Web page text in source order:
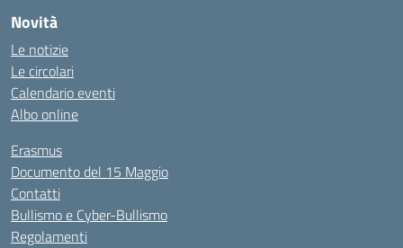
Novità
Le notizie
Le circolari
Calendario eventi
Albo online
Erasmus
Documento del 15 Maggio
Contatti
Bullismo e Cyber-Bullismo
Regolamenti